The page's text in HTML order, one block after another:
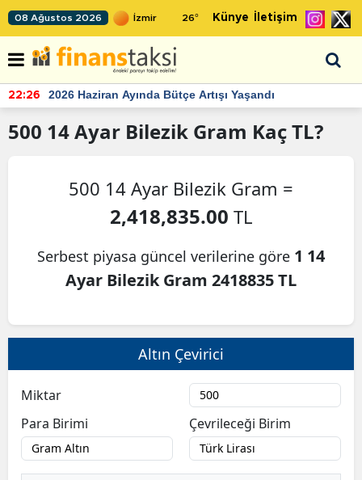
08 Ağustos 2026 26° Künye İletişim
22:26 2026 Haziran Ayında Bütçe Artışı Yaşandı
500 14 Ayar Bilezik Gram Kaç TL?
500 14 Ayar Bilezik Gram =
2,418,835.00 TL
Serbest piyasa güncel verilerine göre 1 14
Ayar Bilezik Gram 2418835 TL
Altın Çevirici
Miktar
Para Birimi
Çevrileceği Birim